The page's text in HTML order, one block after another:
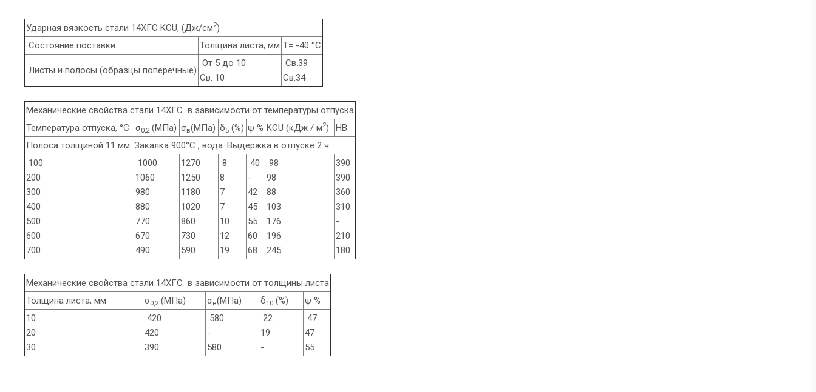
Ударная вязкость стали 14ХГС KCU, (Дж/см2)
Состояние поставки
Толщина листа, мм Т= -40 °С
Листы и полосы (образцы поперечные)
От 5 до 10
Св. 10
Св.39
Св.34
Механические свойства стали 14ХГС в зависимости от температуры отпуска
Температура отпуска, °С
σ0,2 (МПа) σв(МПа) δ5 (%) ψ % KCU (кДж / м2)
HB
Полоса толщиной 11 мм. Закалка 900°С , вода. Выдержка в отпуске 2 ч.
100
200
300
400
500
600
700
1000
1060
980
880
770
670
490
1270
1250
1180
1020
860
730
590
8
8
7
7
10
12
19
40
-
42
45
55
60
68
98
98
88
103
176
196
245
390
390
360
310
-
210
180
Механические свойства стали 14ХГС в зависимости от толщины листа
Толщина листа, мм
σ0,2 (МПа) σв(МПа) δ10 (%)
ψ %
10
20
30
420
420
390
580
-
580
22
19
-
47
47
55